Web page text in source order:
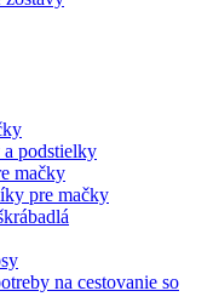
a podstielky
mačky
pre mačky
na cestovanie so